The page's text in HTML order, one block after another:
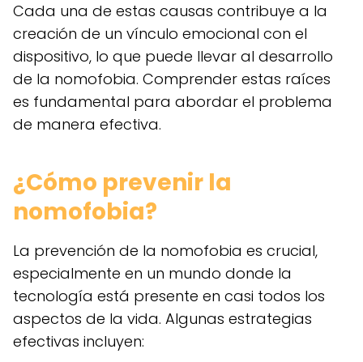
Cada una de estas causas contribuye a la
creación de un vínculo emocional con el
dispositivo, lo que puede llevar al desarrollo
de la nomofobia. Comprender estas raíces
es fundamental para abordar el problema
de manera efectiva.
¿Cómo prevenir la
nomofobia?
La prevención de la nomofobia es crucial,
especialmente en un mundo donde la
tecnología está presente en casi todos los
aspectos de la vida. Algunas estrategias
efectivas incluyen: